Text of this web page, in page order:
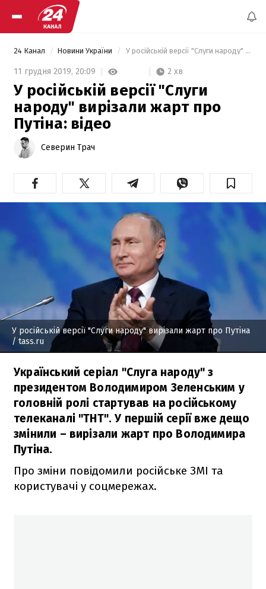
24 Канал Новини України У російській версії "Слуги народу" вирізали жарт про Путіна: відео
11 грудня 2019, 20:09 2 хв
У російській версії "Слуги
народу" вирізали жарт про
Путіна: відео
Северин Трач
У російській версії "Слуги народу" вирізали жарт про Путіна
/ tass.ru
Український серіал "Слуга народу" з
президентом Володимиром Зеленським у
головній ролі стартував на російському
телеканалі "ТНТ". У першій серії вже дещо
змінили – вирізали жарт про Володимира
Путіна.
Про зміни повідомили російське ЗМІ та
користувачі у соцмережах.